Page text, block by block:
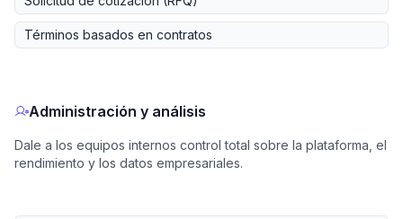
Términos basados en contratos
Administración y análisis
Dale a los equipos internos control total sobre la plataforma, el
rendimiento y los datos empresariales.